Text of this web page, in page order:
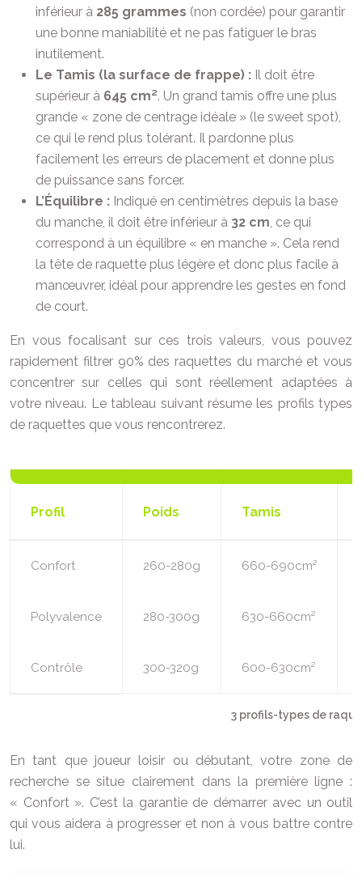
inférieur à 285 grammes (non cordée) pour garantir
une bonne maniabilité et ne pas fatiguer le bras
inutilement.
Le Tamis (la surface de frappe) : Il doit être
supérieur à 645 cm². Un grand tamis offre une plus
grande « zone de centrage idéale » (le sweet spot),
ce qui le rend plus tolérant. Il pardonne plus
facilement les erreurs de placement et donne plus
de puissance sans forcer.
L’Équilibre : Indiqué en centimètres depuis la base
du manche, il doit être inférieur à 32 cm, ce qui
correspond à un équilibre « en manche ». Cela rend
la tête de raquette plus légère et donc plus facile à
manœuvrer, idéal pour apprendre les gestes en fond
de court.
En vous focalisant sur ces trois valeurs, vous pouvez
rapidement filtrer 90% des raquettes du marché et vous
concentrer sur celles qui sont réellement adaptées à
votre niveau. Le tableau suivant résume les profils types
de raquettes que vous rencontrerez.
3 profils-types de
Profil Poids Tamis
Confort 260-280g 660-690cm²
Polyvalence 280-300g 630-660cm²
Contrôle 300-320g 600-630cm²
En tant que joueur loisir ou débutant, votre zone de
recherche se situe clairement dans la première ligne :
« Confort ». C’est la garantie de démarrer avec un outil
qui vous aidera à progresser et non à vous battre contre
lui.